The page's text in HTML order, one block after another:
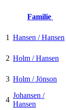
Familie
1 Hansen / Hansen
2 Holm / Hansen
3 Holm / Jönson
4
Johansen /
Hansen